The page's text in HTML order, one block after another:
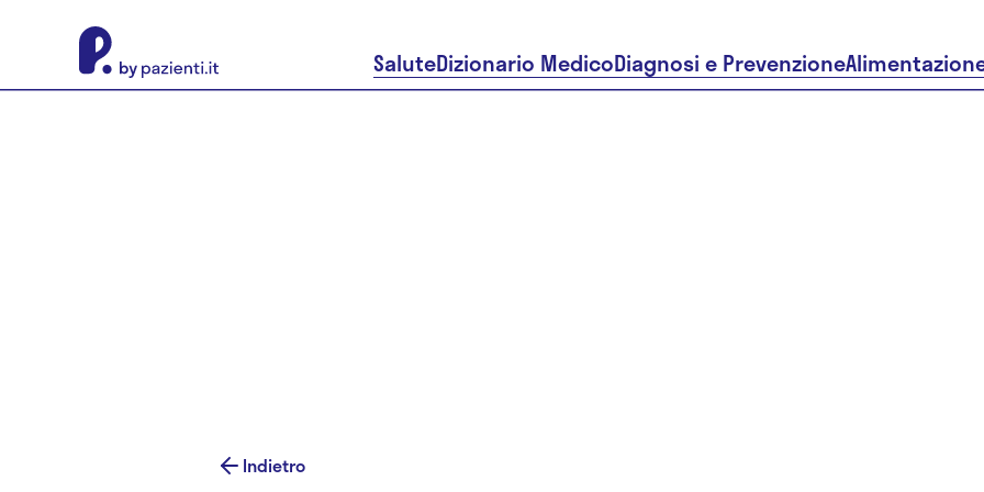
SaluteDizionario MedicoDiagnosi e Prevenzione
Indietro